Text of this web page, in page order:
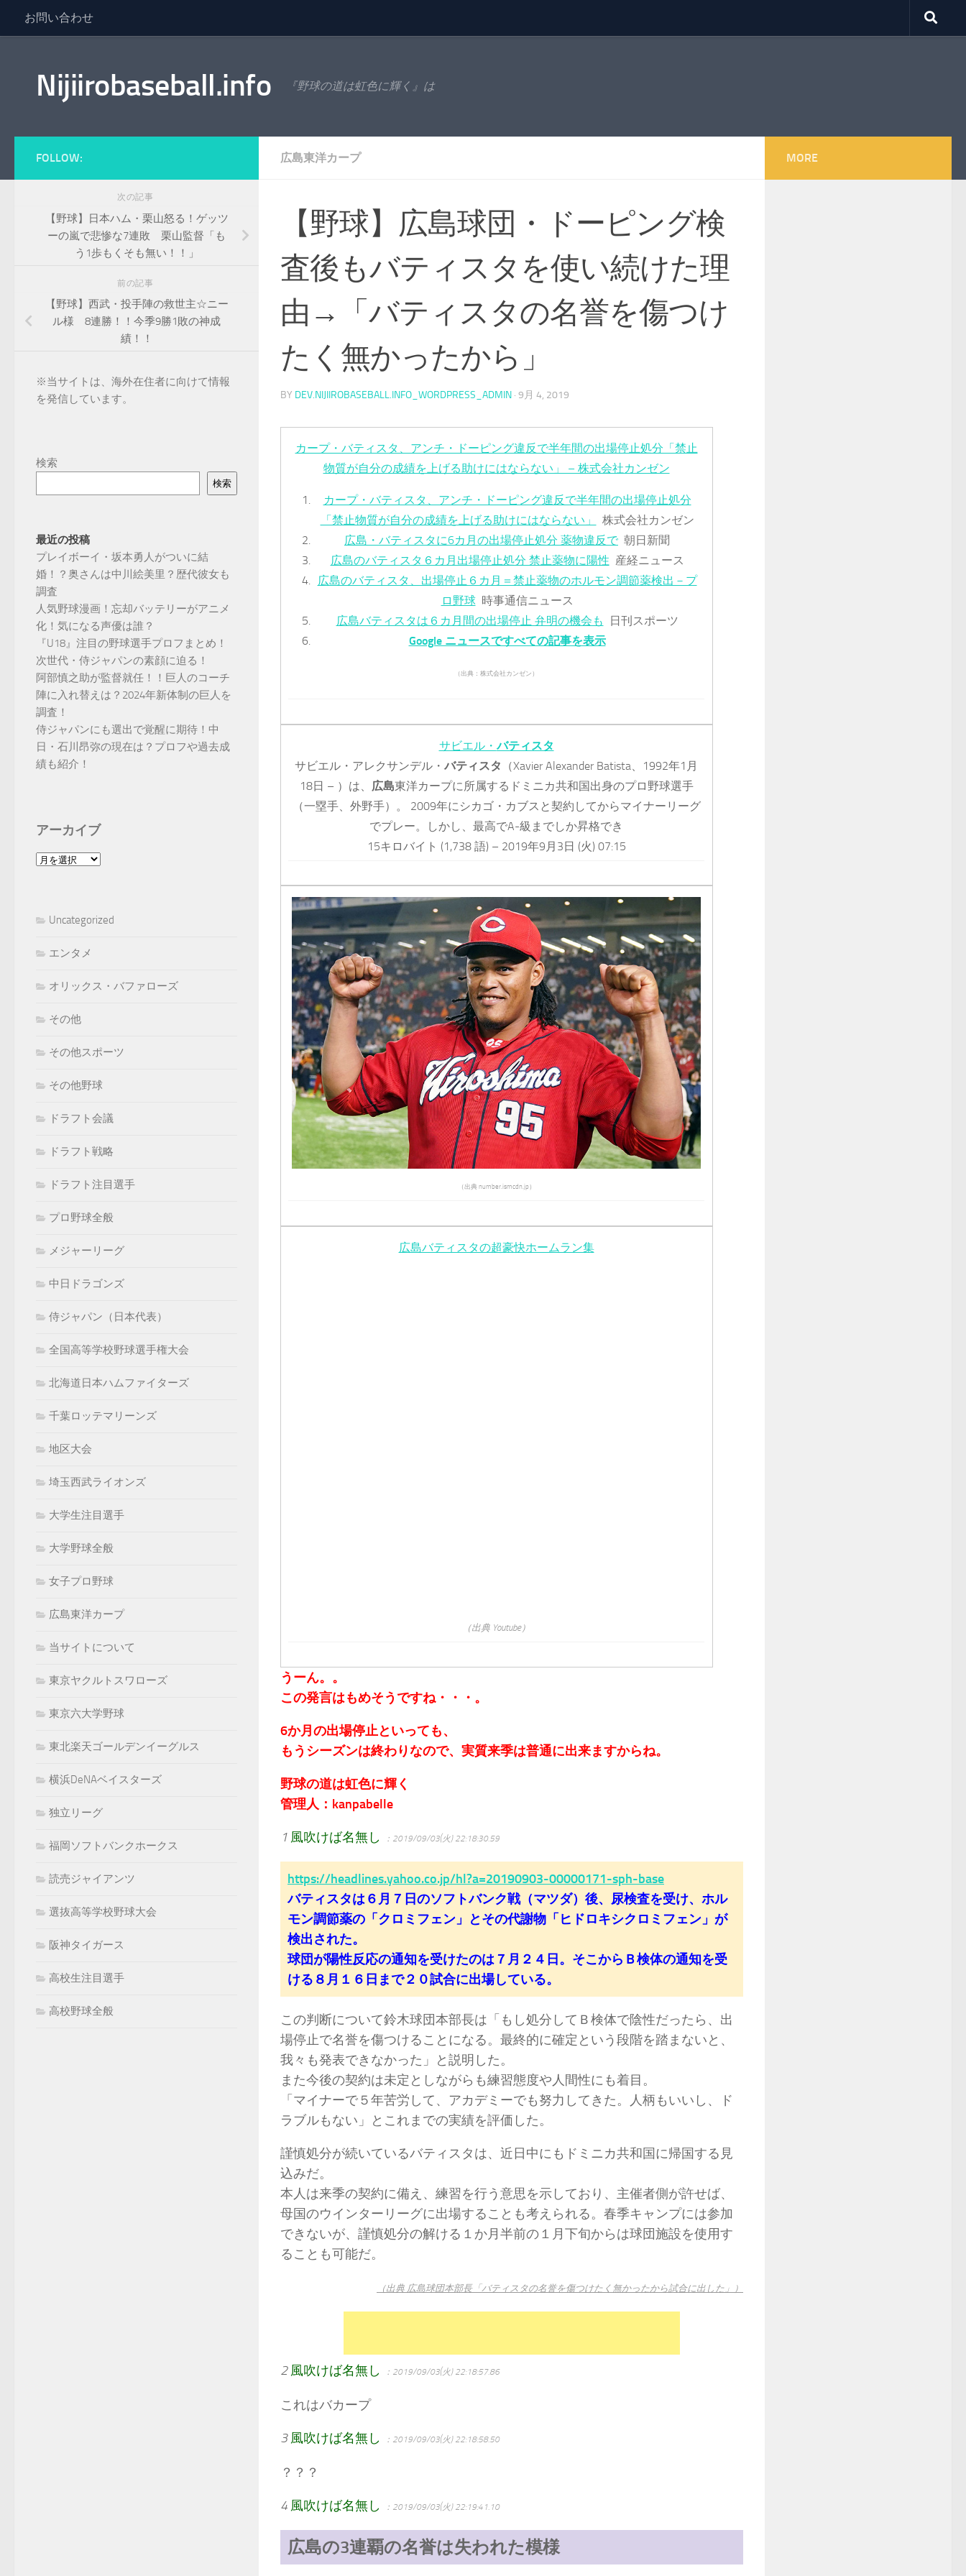
コンテンツへスキップ
お問い合わせ
Nijiirobaseball.info 『野球の道は虹色に輝く』は
広島東洋カープ
【野球】広島球団・ドーピング検
査後もバティスタを使い続けた理
由→「バティスタの名誉を傷つけ
たく無かったから」
BY DEV.NIJIIROBASEBALL.INFO_WORDPRESS_ADMIN · 9月 4, 2019
カープ・バティスタ、アンチ・ドーピング違反で半年間の出場停止処分「禁止
物質が自分の成績を上げる助けにはならない」 – 株式会社カンゼン
カープ・バティスタ、アンチ・ドーピング違反で半年間の出場停止処分
「禁止物質が自分の成績を上げる助けにはならない」
株式会社カンゼン
広島・バティスタに6カ月の出場停止処分 薬物違反で 朝日新聞
広島のバティスタ６カ月出場停止処分 禁止薬物に陽性 産経ニュース
広島のバティスタ、出場停止６カ月＝禁止薬物のホルモン調節薬検出－プ
ロ野球 時事通信ニュース
広島バティスタは６カ月間の出場停止 弁明の機会も
日刊スポーツ
Google ニュースですべての記事を表示
（出典：株式会社カンゼン）
サビエル・バティスタ
サビエル・アレクサンデル・ バティスタ
（Xavier Alexander Batista、1992年1月
18日 – ）は、 広島東洋カープに所属するドミニカ共和国出身のプロ野球選手
（一塁手、外野手）。 2009年にシカゴ・カブスと契約してからマイナーリーグ
でプレー。しかし、最高でA-級までしか昇格でき
15キロバイト (1,738 語) – 2019年9月3日 (火) 07:15
（出典 number.ismcdn.jp）
広島バティスタの超豪快ホームラン集
（出典 Youtube）
うーん。。
この発言はもめそうですね・・・。
6か月の出場停止といっても、
もうシーズンは終わりなので、実質来季は普通に出来ますからね。
野球の道は虹色に輝く
管理人：kanpabelle
1 風吹けば名無し ：2019/09/03(火) 22:18:30.59
https://headlines.yahoo.co.jp/hl?a=20190903-00000171-sph-base
バティスタは６月７日のソフトバンク戦（マツダ）後、尿検査を受け、ホル
モン調節薬の「クロミフェン」とその代謝物「ヒドロキシクロミフェン」が
検出された。
球団が陽性反応の通知を受けたのは７月２４日。そこからＢ検体の通知を受
ける８月１６日まで２０試合に出場している。
この判断について鈴木球団本部長は「もし処分してＢ検体で陰性だったら、出
場停止で名誉を傷つけることになる。最終的に確定という段階を踏まないと、
我々も発表できなかった」と説明した。
また今後の契約は未定としながらも練習態度や人間性にも着目。
「マイナーで５年苦労して、アカデミーでも努力してきた。人柄もいいし、ド
ラブルもない」とこれまでの実績を評価した。
謹慎処分が続いているバティスタは、近日中にもドミニカ共和国に帰国する見
込みだ。
本人は来季の契約に備え、練習を行う意思を示しており、主催者側が許せば、
母国のウインターリーグに出場することも考えられる。春季キャンプには参加
できないが、謹慎処分の解ける１か月半前の１月下旬からは球団施設を使用す
ることも可能だ。
（出典 広島球団本部長「バティスタの名誉を傷つけたく無かったから試合に出した」）
2 風吹けば名無し ：2019/09/03(火) 22:18:57.86
これはバカープ
3 風吹けば名無し ：2019/09/03(火) 22:18:58.50
？？？
4 風吹けば名無し ：2019/09/03(火) 22:19:41.10
広島の3連覇の名誉は失われた模様
FOLLOW:
次の記事
【野球】日本ハム・栗山怒る！ゲッツ
ーの嵐で悲惨な7連敗 栗山監督「も
う1歩もくそも無い！！」
前の記事
【野球】西武・投手陣の救世主☆ニー
ル様 8連勝！！今季9勝1敗の神成
績！！
※当サイトは、海外在住者に向けて情報
を発信しています。
検索
検索
最近の投稿
プレイボーイ・坂本勇人がついに結
婚！？奥さんは中川絵美里？歴代彼女も
調査
人気野球漫画！忘却バッテリーがアニメ
化！気になる声優は誰？
『U18』注目の野球選手プロフまとめ！
次世代・侍ジャパンの素顔に迫る！
阿部慎之助が監督就任！！巨人のコーチ
陣に入れ替えは？2024年新体制の巨人を
調査！
侍ジャパンにも選出で覚醒に期待！中
日・石川昂弥の現在は？プロフや過去成
績も紹介！
アーカイブ
ア
ブ
Uncategorized
エンタメ
オリックス・バファローズ
その他
その他スポーツ
その他野球
ドラフト会議
ドラフト戦略
ドラフト注目選手
プロ野球全般
メジャーリーグ
中日ドラゴンズ
侍ジャパン（日本代表）
全国高等学校野球選手権大会
北海道日本ハムファイターズ
千葉ロッテマリーンズ
地区大会
埼玉西武ライオンズ
大学生注目選手
大学野球全般
女子プロ野球
広島東洋カープ
当サイトについて
東京ヤクルトスワローズ
東京六大学野球
東北楽天ゴールデンイーグルス
横浜DeNAベイスターズ
独立リーグ
福岡ソフトバンクホークス
読売ジャイアンツ
選抜高等学校野球大会
阪神タイガース
高校生注目選手
高校野球全般
MORE